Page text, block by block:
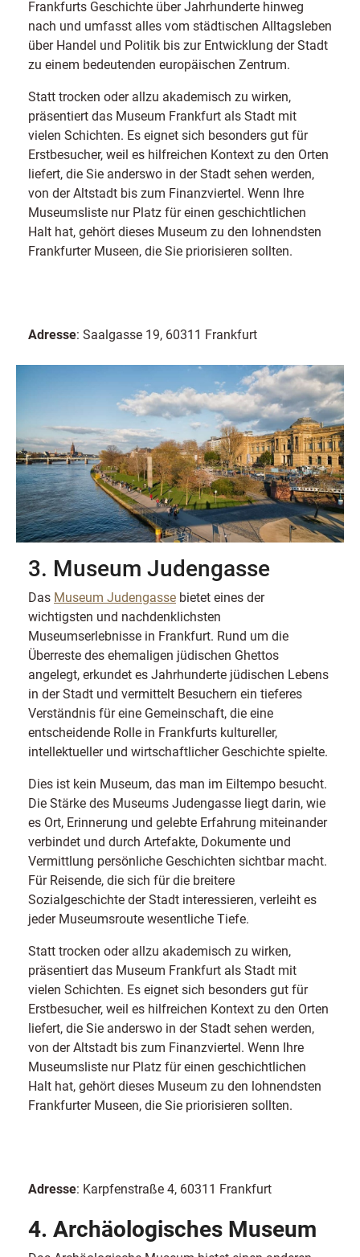
Frankfurts Geschichte über Jahrhunderte hinweg
nach und umfasst alles vom städtischen Alltagsleben
über Handel und Politik bis zur Entwicklung der Stadt
zu einem bedeutenden europäischen Zentrum.
Statt trocken oder allzu akademisch zu wirken,
präsentiert das Museum Frankfurt als Stadt mit
vielen Schichten. Es eignet sich besonders gut für
Erstbesucher, weil es hilfreichen Kontext zu den Orten
liefert, die Sie anderswo in der Stadt sehen werden,
von der Altstadt bis zum Finanzviertel. Wenn Ihre
Museumsliste nur Platz für einen geschichtlichen
Halt hat, gehört dieses Museum zu den lohnendsten
Frankfurter Museen, die Sie priorisieren sollten.
Adresse: Saalgasse 19, 60311 Frankfurt
3. Museum Judengasse
Das Museum Judengasse bietet eines der
wichtigsten und nachdenklichsten
Museumserlebnisse in Frankfurt. Rund um die
Überreste des ehemaligen jüdischen Ghettos
angelegt, erkundet es Jahrhunderte jüdischen Lebens
in der Stadt und vermittelt Besuchern ein tieferes
Verständnis für eine Gemeinschaft, die eine
entscheidende Rolle in Frankfurts kultureller,
intellektueller und wirtschaftlicher Geschichte spielte.
Dies ist kein Museum, das man im Eiltempo besucht.
Die Stärke des Museums Judengasse liegt darin, wie
es Ort, Erinnerung und gelebte Erfahrung miteinander
verbindet und durch Artefakte, Dokumente und
Vermittlung persönliche Geschichten sichtbar macht.
Für Reisende, die sich für die breitere
Sozialgeschichte der Stadt interessieren, verleiht es
jeder Museumsroute wesentliche Tiefe.
Statt trocken oder allzu akademisch zu wirken,
präsentiert das Museum Frankfurt als Stadt mit
vielen Schichten. Es eignet sich besonders gut für
Erstbesucher, weil es hilfreichen Kontext zu den Orten
liefert, die Sie anderswo in der Stadt sehen werden,
von der Altstadt bis zum Finanzviertel. Wenn Ihre
Museumsliste nur Platz für einen geschichtlichen
Halt hat, gehört dieses Museum zu den lohnendsten
Frankfurter Museen, die Sie priorisieren sollten.
Adresse: Karpfenstraße 4, 60311 Frankfurt
4. Archäologisches Museum